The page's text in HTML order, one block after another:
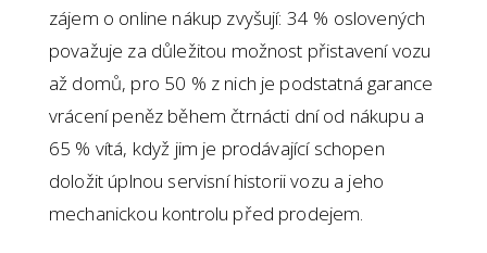
zájem o online nákup zvyšují: 34 % oslovených
považuje za důležitou možnost přistavení vozu
až domů, pro 50 % z nich je podstatná garance
vrácení peněz během čtrnácti dní od nákupu a
65 % vítá, když jim je prodávající schopen
doložit úplnou servisní historii vozu a jeho
mechanickou kontrolu před prodejem.